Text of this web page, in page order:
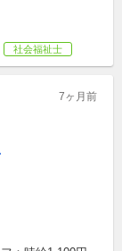
社会福祉士
7ヶ月前